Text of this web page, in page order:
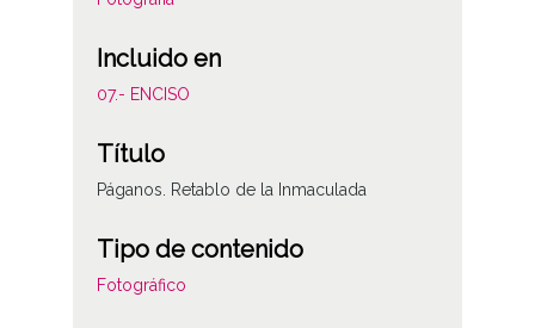
Incluido en
07.- ENCISO
Título
Páganos. Retablo de la Inmaculada
Tipo de contenido
Fotográfico